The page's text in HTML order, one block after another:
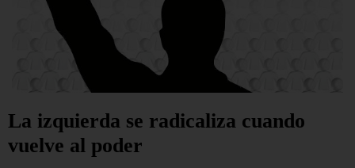
La izquierda se radicaliza cuando
vuelve al poder